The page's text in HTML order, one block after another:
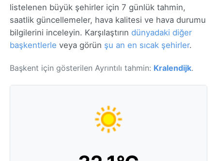
listelenen büyük şehirler için 7 günlük tahmin,
saatlik güncellemeler, hava kalitesi ve hava durumu
bilgilerini inceleyin. Karşılaştırın dünyadaki diğer
başkentlerle veya görün şu an en sıcak şehirler.
Başkent için gösterilen Ayrıntılı tahmin: Kralendijk.